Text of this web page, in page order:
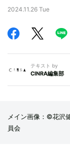
2024.11.26 Tue
テキスト by
CINRA編集部
メイン画像：©花沢
員会